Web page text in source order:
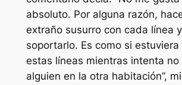
absoluto. Por alguna razón,
extraño susurro con cada línea
soportarlo. Es como si
estas líneas mientras intenta
alguien en la otra habitación”,